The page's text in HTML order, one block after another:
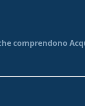
comprendono